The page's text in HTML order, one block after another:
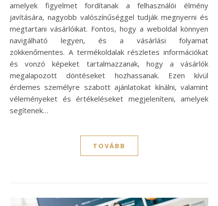
amelyek figyelmet fordítanak a felhasználói élmény
javítására, nagyobb valószínűséggel tudják megnyerni és
megtartani vásárlóikat. Fontos, hogy a weboldal könnyen
navigálható legyen, és a vásárlási folyamat
zökkenőmentes. A termékoldalak részletes információkat
és vonzó képeket tartalmazzanak, hogy a vásárlók
megalapozott döntéseket hozhassanak. Ezen kívül
érdemes személyre szabott ajánlatokat kínálni, valamint
véleményeket és értékeléseket megjeleníteni, amelyek
segítenek…
TOVÁBB